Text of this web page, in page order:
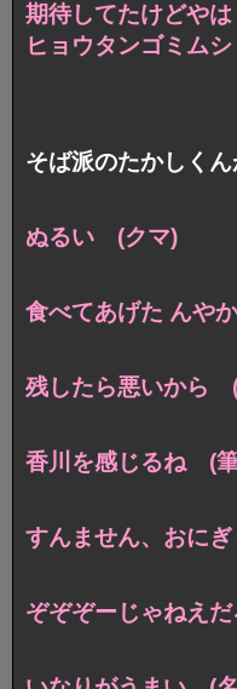
期待してたけどや
ヒョウタンゴミム
そば派のたかしく
ぬるい (クマ)
食べてあげた んや
残したら悪いから
香川を感じるね (
すんません、おに
ぞぞぞーじゃねえ